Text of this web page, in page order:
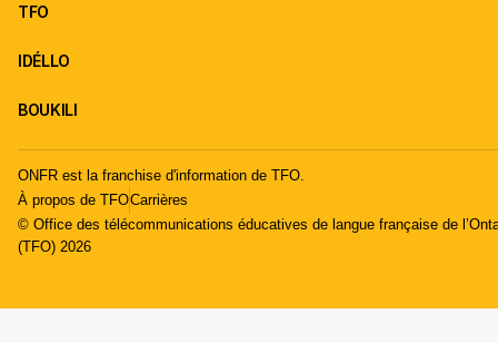
TFO
IDÉLLO
BOUKILI
ONFR est la franchise d'information de TFO.
À propos de TFOCarrières
© Office des télécommunications éducatives de langue française de
(TFO) 2026